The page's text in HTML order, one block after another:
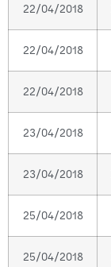
22/04/2018
22/04/2018
22/04/2018
23/04/2018
23/04/2018
25/04/2018
25/04/2018